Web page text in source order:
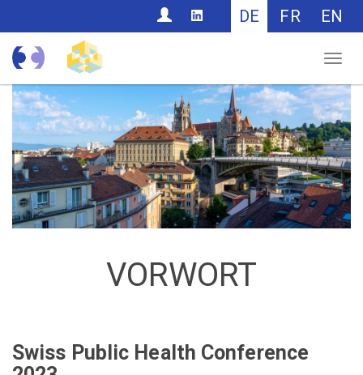
CONTACT DE FR EN
VORWORT
Swiss Public Health Conference